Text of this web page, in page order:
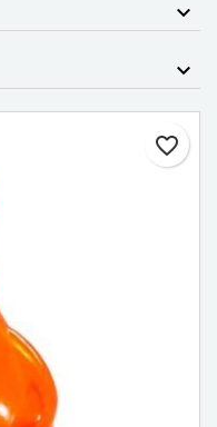
favorite_border